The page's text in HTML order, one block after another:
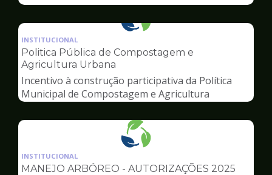
Meio
Ambiente
Ilustração
pagina
Meio
Ambiente
INSTITUCIONAL
Politica Pública de Compostagem e
Agricultura Urbana
Incentivo à construção participativa da Política
Municipal de Compostagem e Agricultura
Ilustração
pagina
INSTITUCIONAL
MANEJO ARBÓREO - AUTORIZAÇÕES 2025